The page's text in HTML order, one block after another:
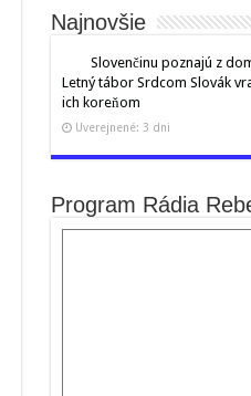
Najnovšie
Slovenčinu poznajú z
Letný tábor Srdcom Slovák
ich koreňom
Uverejnené: 3 dni
Program Rádia